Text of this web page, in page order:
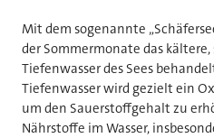
Mit dem sogenannte
der Sommermonate das
Tiefenwasser des Sees
Tiefenwasser wird gezielt ein
um den Sauerstoffgehalt zu
Nährstoffe im Wasser,